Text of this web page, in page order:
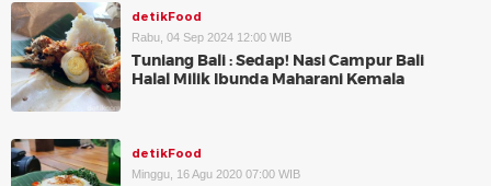
detikFood
Rabu, 04 Sep 2024 12:00 WIB
Tuniang Bali : Sedap! Nasi Campur Bali
Halal Milik Ibunda Maharani Kemala
detikFood
Minggu, 16 Agu 2020 07:00 WIB